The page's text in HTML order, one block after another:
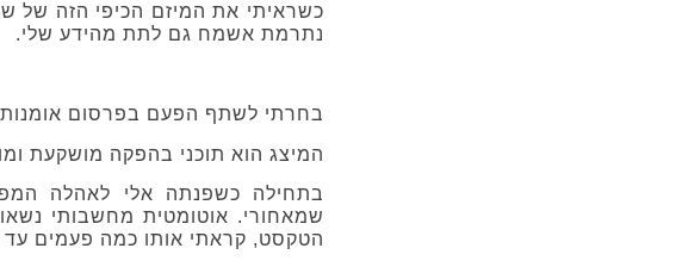
כשראיתי את המיזם הכיפי הזה של
נתרמת אשמח גם לתת מהידע שלי.
בחרתי לשתף הפעם בפרסום אומנותי
המיצג הוא תוכני בהפקה מושקעת
בתחילה כשפנתה אלי לאהלה
שמאחורי. אוטומטית מחשבותי
הטקסט, קראתי אותו כמה פעמים